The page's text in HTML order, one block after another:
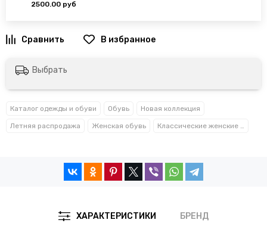
2500.00 руб
Выбрать
Каталог одежды и обуви Обувь Новая коллекция
Летняя распродажа Женская обувь Классические женские туфли лодочки
ХАРАКТЕРИСТИКИ БРЕНД